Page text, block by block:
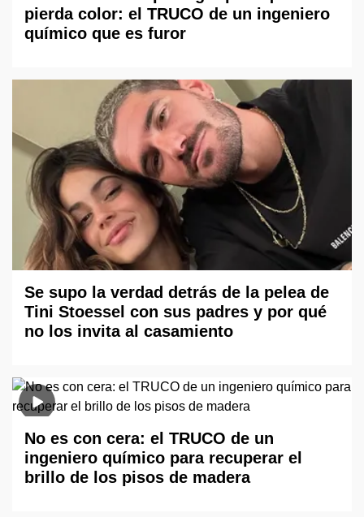
pierda color: el TRUCO de un ingeniero
químico que es furor
Se supo la verdad detrás de la pelea de
Tini Stoessel con sus padres y por qué
no los invita al casamiento
No es con cera: el TRUCO de un
ingeniero químico para recuperar el
brillo de los pisos de madera